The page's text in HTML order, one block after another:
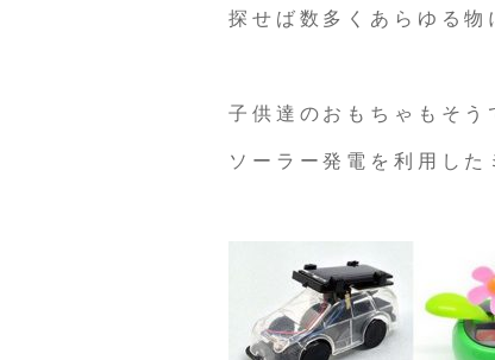
探せば数多くあらゆる物
子供達のおもちゃもそう
ソーラー発電を利用した